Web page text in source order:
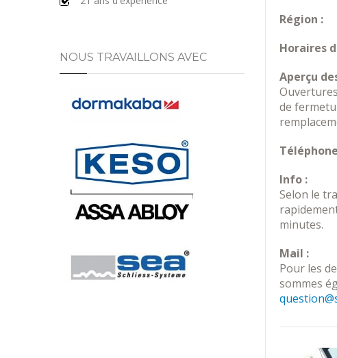
Région :
Horaires
Aperçu
de
Info :
Selon le
minutes.
Mail :
Pour les
sommes
NOUS TRAVAILLONS AVEC